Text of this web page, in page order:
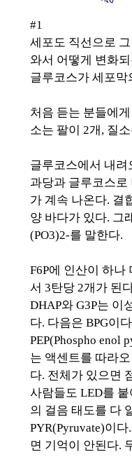
#1
세포도 직선으로
와서 어떻게 변화
글루코스가 세포
처음 듣는 분들에
소는 팔이 2개, 질
글루코스에서 내
과당과 글루코스로
가 계속 나온다. 결
양 바다가 있다. 그
(PO3)2-를 말한다.
F6P에 인산이 하나
서 3탄당 2개가 된
DHAP와 G3P는 이
다. 다음은 BPG이다
PEP(Phospho enol
는 액센트를 따라
다. 전체가 있으면
사람들도 LED를 붙
의 걸음 태도를 다
PYR(Pyruvate)이다
면 기억이 안된다.